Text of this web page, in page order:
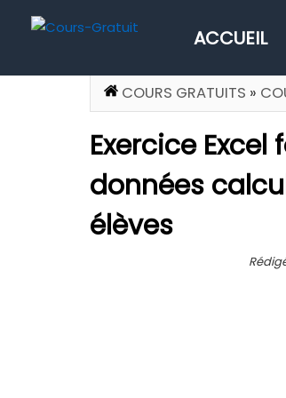
ACCUEIL
COURS GRATUITS »
Exercice Excel
données
élèves